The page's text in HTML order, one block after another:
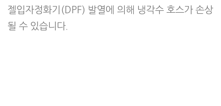
젤입자정화기(DPF) 발열에 의해 냉각수 호스가 손상
될 수 있습니다.